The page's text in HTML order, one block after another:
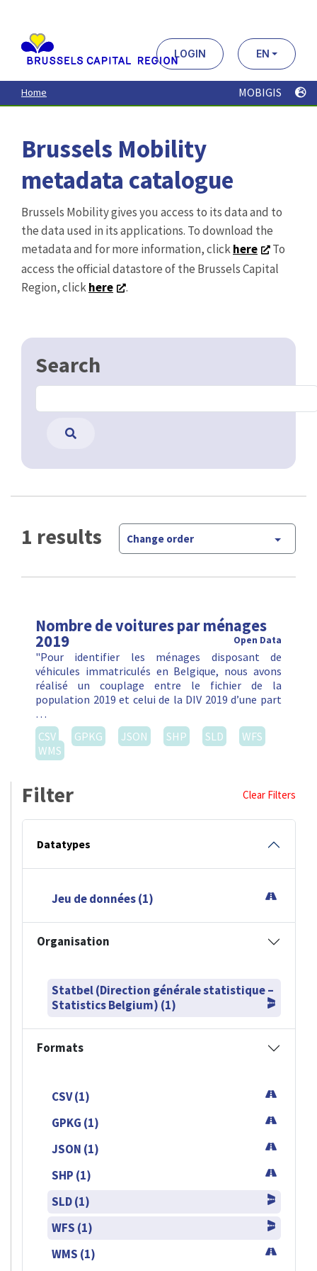
contenu
principal
LOGIN EN
Home MOBIGIS
Brussels Mobility
metadata catalogue
Brussels Mobility gives you access to its data and to
the data used in its applications. To download the
metadata and for more information, clickhere
To
access the official datastore of the Brussels Capital
Region, clickhere .
Search
1 results Change order
Nombre de voitures par ménages
2019 Open Data
"Pour identifier les ménages disposant de
véhicules immatriculés en Belgique, nous avons
réalisé un couplage entre le fichier de la
population 2019 et celui de la DIV 2019 d’une part
…
CSV
GPKG JSON SHP SLD
WFS
WMS
Filter Clear Filters
Datatypes
Jeu de données (1)
Organisation
Statbel (Direction générale statistique –
Statistics Belgium) (1)
Formats
CSV (1)
GPKG (1)
JSON (1)
SHP (1)
SLD (1)
WFS (1)
WMS (1)